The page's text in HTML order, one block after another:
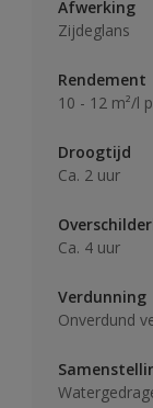
Afwerking
Zijdeglans
Rendement
10 - 12 m²/l
Droogtijd
Ca. 2 uur
Ca. 4 uur
Verdunning
Onverdund